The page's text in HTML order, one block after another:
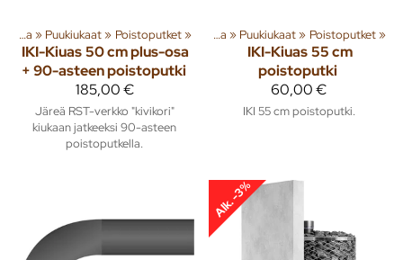
Sauna ‪» Puukiukaat‪» Poistoputket‪»
IKI-Kiuas50 cm plus-osa
+ 90-asteen poistoputki
185,00 €
Järeä RST-verkko "kivikori"
kiukaan jatkeeksi 90-asteen
poistoputkella.
ja tuotteita‪»Rakenna‪» Sauna ‪» Puukiukaat‪» Poistoputket‪»
IKI-Kiuas 55 cm
poistoputki
60,00 €
IKI 55 cm poistoputki.
Alk. -3%